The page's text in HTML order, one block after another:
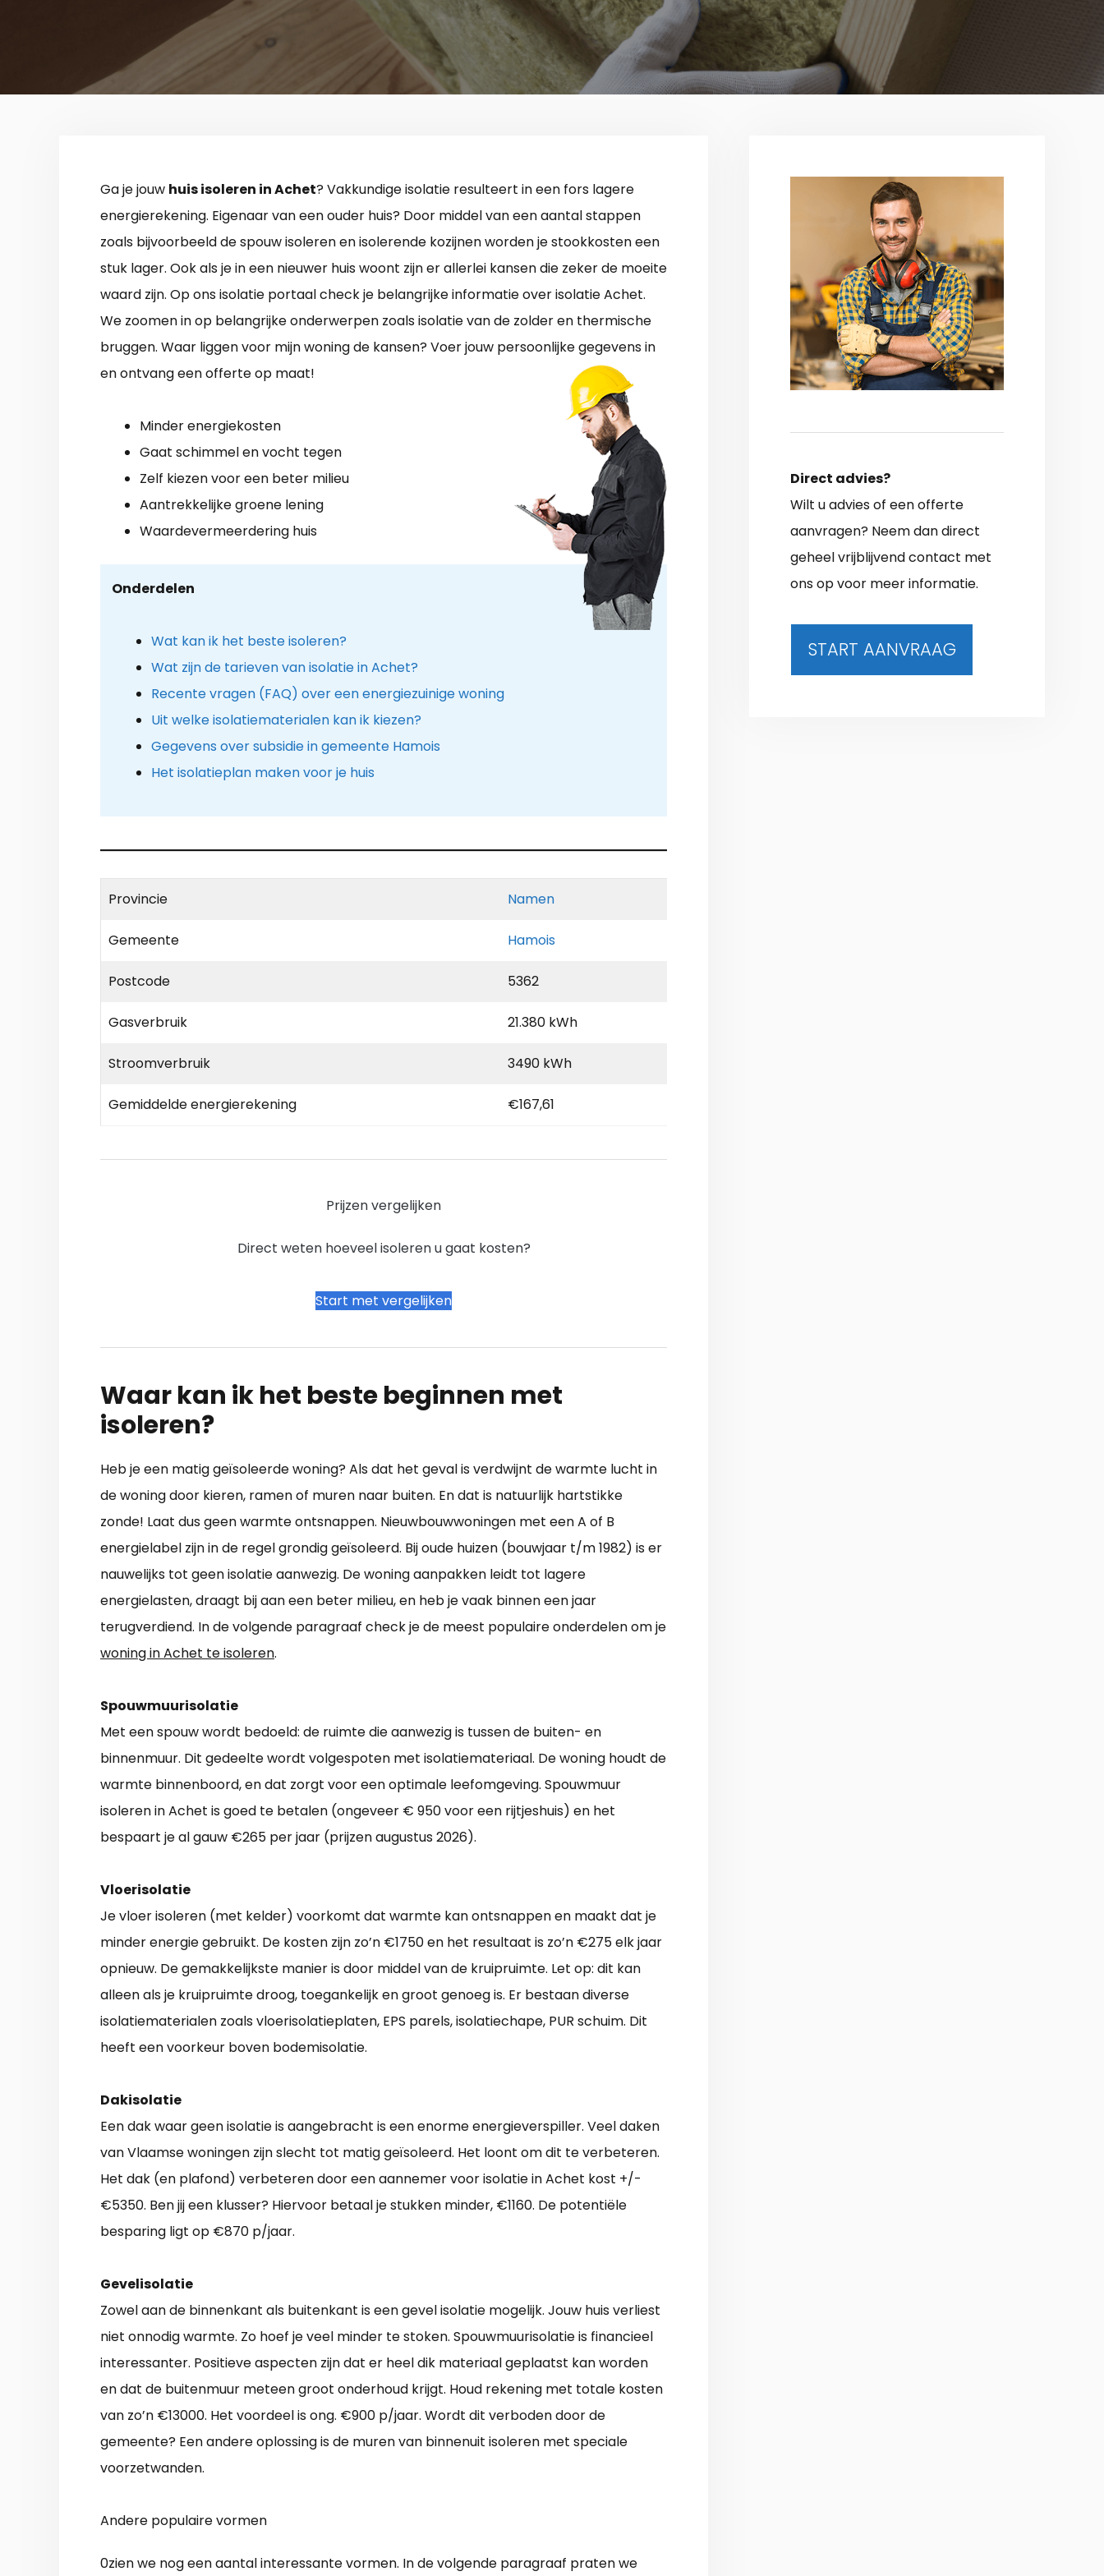
Ga je jouw huis isoleren in Achet? Vakkundige isolatie resulteert in een fors lagere
energierekening. Eigenaar van een ouder huis? Door middel van een aantal stappen
zoals bijvoorbeeld de spouw isoleren en isolerende kozijnen worden je stookkosten een
stuk lager. Ook als je in een nieuwer huis woont zijn er allerlei kansen die zeker de moeite
waard zijn. Op ons isolatie portaal check je belangrijke informatie over isolatie Achet.
We zoomen in op belangrijke onderwerpen zoals isolatie van de zolder en thermische
bruggen. Waar liggen voor mijn woning de kansen? Voer jouw persoonlijke gegevens in
en ontvang een offerte op maat!
Minder energiekosten
Gaat schimmel en vocht tegen
Zelf kiezen voor een beter milieu
Aantrekkelijke groene lening
Waardevermeerdering huis
Onderdelen
Wat kan ik het beste isoleren?
Wat zijn de tarieven van isolatie in Achet?
Recente vragen (FAQ) over een energiezuinige woning
Uit welke isolatiematerialen kan ik kiezen?
Gegevens over subsidie in gemeente Hamois
Het isolatieplan maken voor je huis
Provincie Namen
Gemeente Hamois
Postcode 5362
Gasverbruik 21.380 kWh
Stroomverbruik 3490 kWh
Gemiddelde energierekening €167,61
Prijzen vergelijken
Direct weten hoeveel isoleren u gaat kosten?
Start met vergelijken
Waar kan ik het beste beginnen met
isoleren?
Heb je een matig geïsoleerde woning? Als dat het geval is verdwijnt de warmte lucht in
de woning door kieren, ramen of muren naar buiten. En dat is natuurlijk hartstikke
zonde! Laat dus geen warmte ontsnappen. Nieuwbouwwoningen met een A of B
energielabel zijn in de regel grondig geïsoleerd. Bij oude huizen (bouwjaar t/m 1982) is er
nauwelijks tot geen isolatie aanwezig. De woning aanpakken leidt tot lagere
energielasten, draagt bij aan een beter milieu, en heb je vaak binnen een jaar
terugverdiend. In de volgende paragraaf check je de meest populaire onderdelen om je
woning in Achet te isoleren.
Spouwmuurisolatie
Met een spouw wordt bedoeld: de ruimte die aanwezig is tussen de buiten- en
binnenmuur. Dit gedeelte wordt volgespoten met isolatiemateriaal. De woning houdt de
warmte binnenboord, en dat zorgt voor een optimale leefomgeving. Spouwmuur
isoleren in Achet is goed te betalen (ongeveer € 950 voor een rijtjeshuis) en het
bespaart je al gauw €265 per jaar (prijzen augustus 2026).
Vloerisolatie
Je vloer isoleren (met kelder) voorkomt dat warmte kan ontsnappen en maakt dat je
minder energie gebruikt. De kosten zijn zo’n €1750 en het resultaat is zo’n €275 elk jaar
opnieuw. De gemakkelijkste manier is door middel van de kruipruimte. Let op: dit kan
alleen als je kruipruimte droog, toegankelijk en groot genoeg is. Er bestaan diverse
isolatiematerialen zoals vloerisolatieplaten, EPS parels, isolatiechape, PUR schuim. Dit
heeft een voorkeur boven bodemisolatie.
Dakisolatie
Een dak waar geen isolatie is aangebracht is een enorme energieverspiller. Veel daken
van Vlaamse woningen zijn slecht tot matig geïsoleerd. Het loont om dit te verbeteren.
Het dak (en plafond) verbeteren door een aannemer voor isolatie in Achet kost +/-
€5350. Ben jij een klusser? Hiervoor betaal je stukken minder, €1160. De potentiële
besparing ligt op €870 p/jaar.
Gevelisolatie
Zowel aan de binnenkant als buitenkant is een gevel isolatie mogelijk. Jouw huis verliest
niet onnodig warmte. Zo hoef je veel minder te stoken. Spouwmuurisolatie is financieel
interessanter. Positieve aspecten zijn dat er heel dik materiaal geplaatst kan worden
en dat de buitenmuur meteen groot onderhoud krijgt. Houd rekening met totale kosten
van zo’n €13000. Het voordeel is ong. €900 p/jaar. Wordt dit verboden door de
gemeente? Een andere oplossing is de muren van binnenuit isoleren met speciale
voorzetwanden.
Andere populaire vormen
0zien we nog een aantal interessante vormen. In de volgende paragraaf praten we
Direct advies?
Wilt u advies of een offerte
aanvragen? Neem dan direct
geheel vrijblijvend contact met
ons op voor meer informatie.
START AANVRAAG